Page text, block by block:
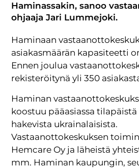
Haminassakin, sanoo
ohjaaja Jari Lummejoki.
Haminaan
asiakasmäärän kapasiteetti
Ennen joulua
rekisteröitynä yli 350
Haminan
koostuu pääasiassa tilapäistä
hakevista ukrainalaisista.
Vastaanottokeskuksen
Hemcare Oy ja läheistä
mm. Haminan kaupungin,